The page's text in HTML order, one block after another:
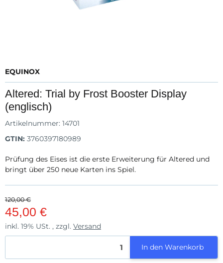
EQUINOX
Altered: Trial by Frost Booster Display
(englisch)
Artikelnummer: 14701
GTIN: 3760397180989
Prüfung des Eises ist die erste Erweiterung für Altered und
bringt über 250 neue Karten ins Spiel.
120,00 €
45,00 €
inkl. 19% USt. , zzgl. Versand
In den Warenkorb